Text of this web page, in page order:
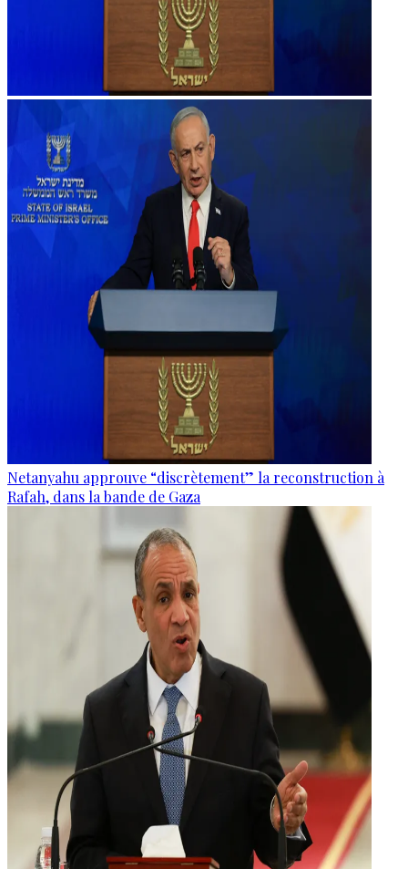
Netanyahu approuve “discrètement” la reconstruction à
Rafah, dans la bande de Gaza